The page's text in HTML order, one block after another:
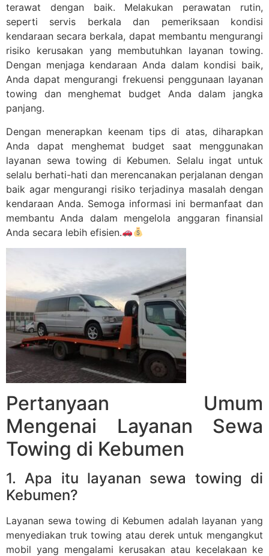
terawat dengan baik. Melakukan perawatan rutin,
seperti servis berkala dan pemeriksaan kondisi
kendaraan secara berkala, dapat membantu mengurangi
risiko kerusakan yang membutuhkan layanan towing.
Dengan menjaga kendaraan Anda dalam kondisi baik,
Anda dapat mengurangi frekuensi penggunaan layanan
towing dan menghemat budget Anda dalam jangka
panjang.
Dengan menerapkan keenam tips di atas, diharapkan
Anda dapat menghemat budget saat menggunakan
layanan sewa towing di Kebumen. Selalu ingat untuk
selalu berhati-hati dan merencanakan perjalanan dengan
baik agar mengurangi risiko terjadinya masalah dengan
kendaraan Anda. Semoga informasi ini bermanfaat dan
membantu Anda dalam mengelola anggaran finansial
Anda secara lebih efisien.
Pertanyaan Umum
Mengenai Layanan Sewa
Towing di Kebumen
1. Apa itu layanan sewa towing di
Kebumen?
Layanan sewa towing di Kebumen adalah layanan yang
menyediakan truk towing atau derek untuk mengangkut
mobil yang mengalami kerusakan atau kecelakaan ke